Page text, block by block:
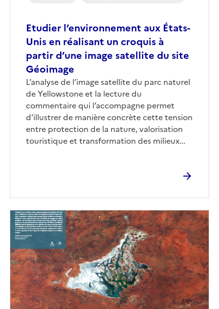
Etudier l’environnement aux États-
Unis en réalisant un croquis à
partir d’une image satellite du site
Géoimage
Corps
L’analyse de l’image satellite du parc naturel
de Yellowstone et la lecture du
commentaire qui l’accompagne permet
d’illustrer de manière concrète cette tension
entre protection de la nature, valorisation
touristique et transformation des milieux...
Image
de
couverture
(conseillée)